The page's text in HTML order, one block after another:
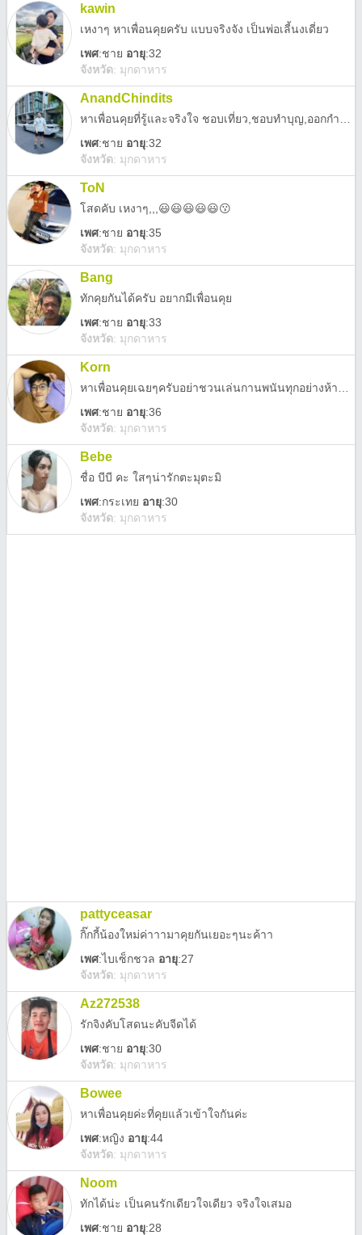
kawin
เหงาๆ หาเพื่อนคุยครับ แบบจริงจัง เป็นพ่อเลี้นงเดี่ยว
เพศ:ชาย อายุ:32
จังหวัด: มุกดาหาร
AnandChindits
เพศ:ชาย อายุ:32
จังหวัด: มุกดาหาร
ToN
โสดคับ เหงาๆ,,,😃😃😃😃😃😗
เพศ:ชาย อายุ:35
จังหวัด: มุกดาหาร
Bang
ทักคุยกันได้ครับ อยากมีเพื่อนคุย
เพศ:ชาย อายุ:33
จังหวัด: มุกดาหาร
Korn
เพศ:ชาย อายุ:36
จังหวัด: มุกดาหาร
Bebe
ชื่อ บีบี คะ ใสๆน่ารักตะมุตะมิ
เพศ:กระเทย อายุ:30
จังหวัด: มุกดาหาร
pattyceasar
กิ๊กกี้น้องใหม่ค่าาามาคุยกันเยอะๆนะค้าา
เพศ:ไบเซ็กชวล อายุ:27
จังหวัด: มุกดาหาร
Az272538
รักจิงคับโสดนะคับจีดได้
เพศ:ชาย อายุ:30
จังหวัด: มุกดาหาร
Bowee
หาเพื่อนคุยค่ะที่คุยแล้วเข้าใจกันค่ะ
เพศ:หญิง อายุ:44
จังหวัด: มุกดาหาร
Noom
ทักได้น่ะ เป็นคนรักเดียวใจเดียว จริงใจเสมอ
เพศ:ชาย อายุ:28